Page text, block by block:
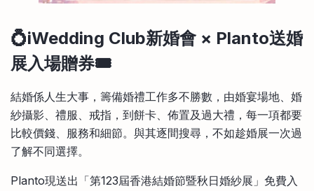
💍iWedding Club新婚會 × Planto送婚
展入場贈券🎟️
結婚係人生大事，籌備婚禮工作多不勝數，由婚宴場地、婚
紗攝影、禮服、戒指，到餅卡、佈置及過大禮，每一項都要
比較價錢、服務和細節。與其逐間搜尋，不如趁婚展一次過
了解不同選擇。
Planto現送出「第123屆香港結婚節暨秋日婚紗展」免費入